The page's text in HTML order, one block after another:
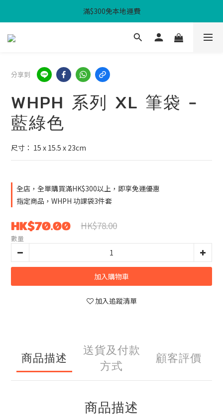
滿$300免本地運費
滿$300免本地運費
WHPH 功課袋3件套 - $100
分享到
WHPH 系列 XL 筆袋 -
藍綠色
尺寸： 15 x 15.5 x 23cm
全店，全單購買滿HK$300以上，即享免運優惠
指定商品，WHPH 功課袋3件套
HK$70.00 HK$78.00
數量
加入購物車
加入追蹤清單
商品描述
送貨及付款
方式
顧客評價
商品描述